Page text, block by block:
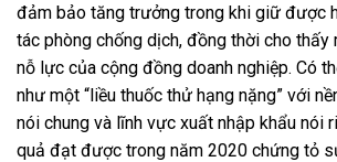
đảm bảo tăng trưởng trong khi giữ được
tác phòng chống dịch, đồng thời cho thấy
nỗ lực của cộng đồng doanh nghiệp. Có
như một “liều thuốc thử hạng nặng” với
nói chung và lĩnh vực xuất nhập khẩu nói
quả đạt được trong năm 2020 chứng tỏ